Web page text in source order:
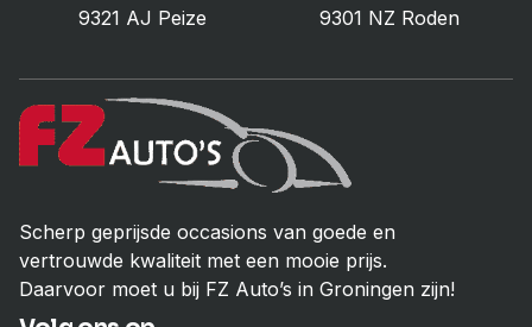
9321 AJ Peize
9301 NZ Roden
Scherp geprijsde occasions van goede en
vertrouwde kwaliteit met een mooie prijs.
Daarvoor moet u bij FZ Auto’s in Groningen zijn!